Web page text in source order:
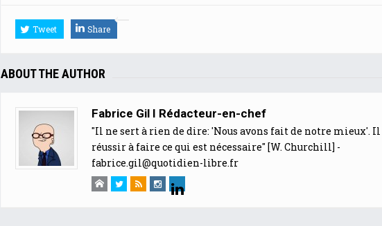
Tweet Share
ABOUT THE AUTHOR
Fabrice Gil I Rédacteur-en-chef
"Il ne sert à rien de dire: 'Nous avons fait de notre mieux'.
réussir à faire ce qui est nécessaire" [W. Churchill] -
fabrice.gil@quotidien-libre.fr